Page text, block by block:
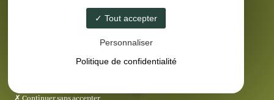
Contact
Tout accepter
Personnaliser
Politique de confidentialité